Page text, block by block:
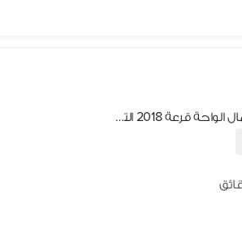
ارض للبيع اكتوبر الجديدة أحياء بادية شمال الواحة قرعة 2018 التكملي مميزة الحي الثالث